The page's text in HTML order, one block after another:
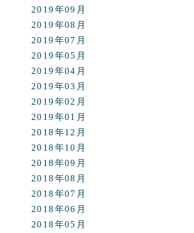
2019年09月
2019年08月
2019年07月
2019年05月
2019年04月
2019年03月
2019年02月
2019年01月
2018年12月
2018年10月
2018年09月
2018年08月
2018年07月
2018年06月
2018年05月